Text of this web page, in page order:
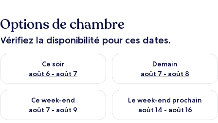
Options de chambre
Vérifiez la disponibilité pour ces dates.
Ce soir
août 6 - août 7
Vérifier la disponibilité pour ce soir août 6 - août 7
Demain
août 7 - août 8
Vérifier la disponibilité pour
Ce week-end
août 7 - août 9
Vérifier la disponibilité pour ce week-end août 7 - août 9
Le week-end prochain
août 14 - août 16
Vérifier la disponibilité pour